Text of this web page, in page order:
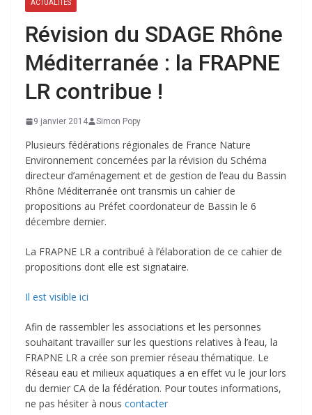
ACTUALITÉS
Révision du SDAGE Rhône
Méditerranée : la FRAPNE
LR contribue !
9 janvier 2014 Simon Popy
Plusieurs fédérations régionales de France Nature
Environnement concernées par la révision du Schéma
directeur d’aménagement et de gestion de l’eau du Bassin
Rhône Méditerranée ont transmis un cahier de
propositions au Préfet coordonateur de Bassin le 6
décembre dernier.
La FRAPNE LR a contribué à l’élaboration de ce cahier de
propositions dont elle est signataire.
Il est visible ici
Afin de rassembler les associations et les personnes
souhaitant travailler sur les questions relatives à l’eau, la
FRAPNE LR a crée son premier réseau thématique. Le
Réseau eau et milieux aquatiques a en effet vu le jour lors
du dernier CA de la fédération. Pour toutes informations,
ne pas hésiter à nous ‎contacter